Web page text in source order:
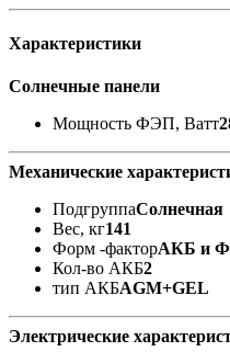
Характеристики
Солнечные панели
Мощность ФЭП, Ватт
Механические
ПодгруппаСолнечная
Вес, кг141
Форм -факторАКБ и
Кол-во АКБ2
тип АКБAGM+GEL
Электрические